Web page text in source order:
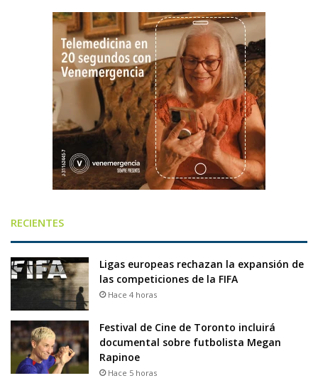
RECIENTES
Ligas europeas rechazan la expansión de
las competiciones de la FIFA
Hace 4 horas
Festival de Cine de Toronto incluirá
documental sobre futbolista Megan
Rapinoe
Hace 5 horas